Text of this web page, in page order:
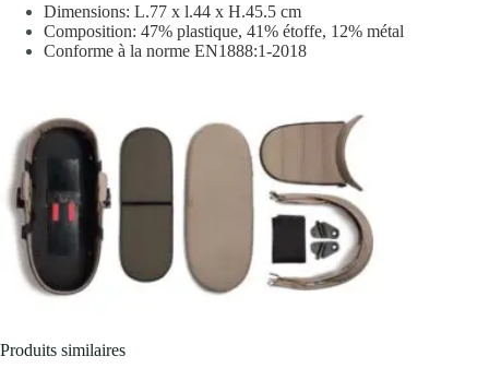
Dimensions: L.77 x l.44 x H.45.5 cm
Composition: 47% plastique, 41% étoffe, 12% métal
Conforme à la norme EN1888:1-2018
Produits similaires